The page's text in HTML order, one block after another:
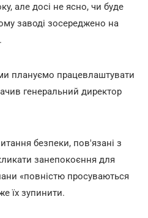
але досі не ясно, чи буде
заводі зосереджено на
плануємо працевлаштувати
генеральний директор
безпеки, пов'язані з
занепокоєння для
«повністю просуваються
їх зупинити.